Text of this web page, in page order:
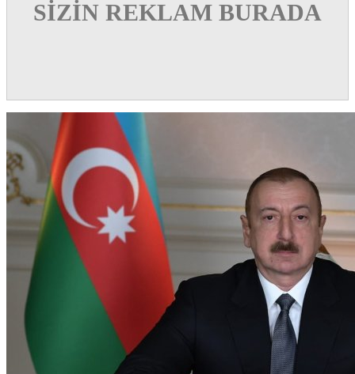
SİZİN REKLAM BURADA